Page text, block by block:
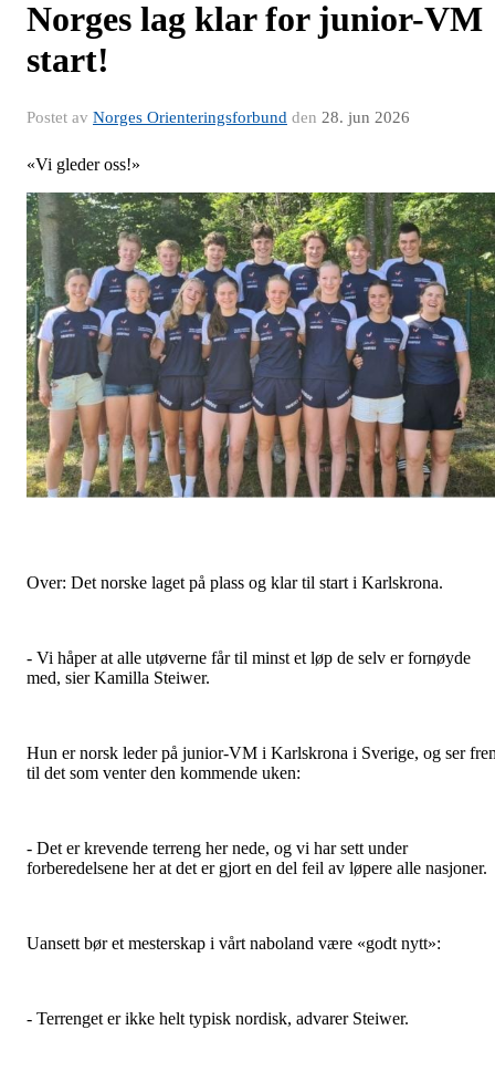
Norges lag klar for junior-VM
start!
Postet av Norges Orienteringsforbund den 28. jun 2026
«Vi gleder oss!»
Over: Det norske laget på plass og klar til start i Karlskrona.
- Vi håper at alle utøverne får til minst et løp de selv er fornøyde
med, sier Kamilla Steiwer.
Hun er norsk leder på junior-VM i Karlskrona i Sverige, og ser
til det som venter den kommende uken:
- Det er krevende terreng her nede, og vi har sett under
forberedelsene her at det er gjort en del feil av løpere alle nasjoner.
Uansett bør et mesterskap i vårt naboland være «godt nytt»:
- Terrenget er ikke helt typisk nordisk, advarer Steiwer.